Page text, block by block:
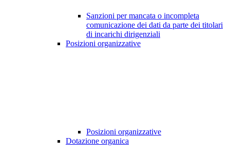
Sanzioni per mancata o incompleta
comunicazione dei dati da parte dei titolari
di incarichi dirigenziali
Posizioni organizzative
Posizioni organizzative
Dotazione organica